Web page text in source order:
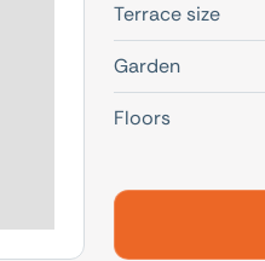
Terrace size
Garden
Floors